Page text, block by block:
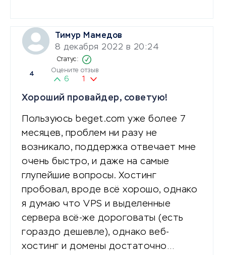
Тимур Мамедов
8 декабря 2022 в 20:24
4
Оцените отзыв
6 1
Хороший провайдер, советую!
Пользуюсь beget.com уже более 7
месяцев, проблем ни разу не
возникало, поддержка отвечает мне
очень быстро, и даже на самые
глупейшие вопросы. Хостинг
пробовал, вроде всё хорошо, однако
я думаю что VPS и выделенные
сервера всё-же дороговаты (есть
гораздо дешевле), однако веб-
хостинг и домены достаточно…